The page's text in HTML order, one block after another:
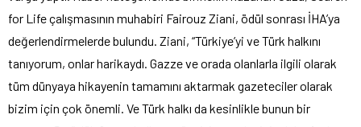
for Life çalışmasının muhabiri Fairouz Ziani, ödül sonrası İHA’ya
değerlendirmelerde bulundu. Ziani, “Türkiye’yi ve Türk halkını
tanıyorum, onlar harikaydı. Gazze ve orada olanlarla ilgili olarak
tüm dünyaya hikayenin tamamını aktarmak gazeteciler olarak
bizim için çok önemli. Ve Türk halkı da kesinlikle bunun bir